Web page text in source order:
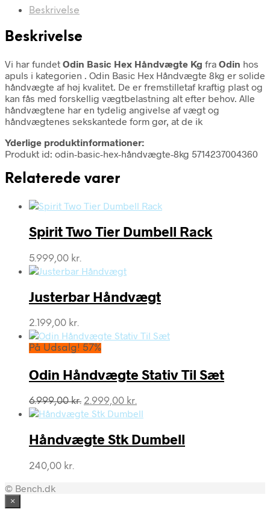
Beskrivelse
Beskrivelse
Vi har fundet Odin Basic Hex Håndvægte Kg fra Odin hos
apuls i kategorien . Odin Basic Hex Håndvægte 8kg er solide
håndvægte af høj kvalitet. De er fremstilletaf kraftig plast og
kan fås med forskellig vægtbelastning alt efter behov. Alle
håndvægtene har en tydelig angivelse af vægt og
håndvægtenes sekskantede form gør, at de ik
Yderlige produktinformationer:
Produkt id: odin-basic-hex-håndvægte-8kg 5714237004360
Relaterede varer
Spirit Two Tier Dumbell Rack
5.999,00 kr.
Justerbar Håndvægt
2.199,00 kr.
På Udsalg! 57%
Odin Håndvægte Stativ Til Sæt
6.999,00kr. Den
oprindelige
var:
6.999,00 kr..
2.999,00 kr.
aktuelle
er:
2.999,00 kr..
Håndvægte Stk Dumbell
240,00 kr.
© Bench.dk
×